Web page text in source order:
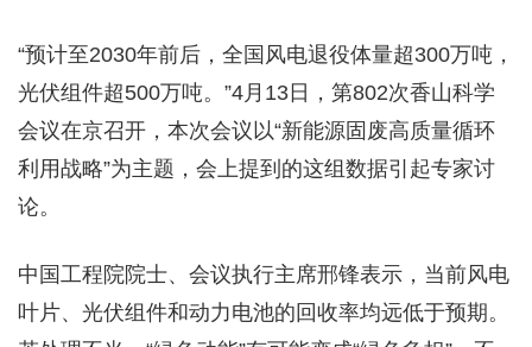
“预计至2030年前后，全国风电退役体量超300万吨，
光伏组件超500万吨。”4月13日，第802次香山科学
会议在京召开，本次会议以“新能源固废高质量循环
利用战略”为主题，会上提到的这组数据引起专家讨
论。
中国工程院院士、会议执行主席邢锋表示，当前风电
叶片、光伏组件和动力电池的回收率均远低于预期。